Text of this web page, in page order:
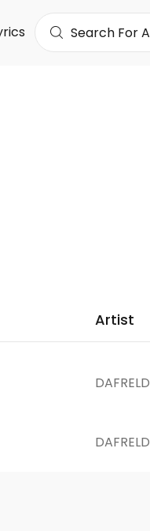
Artist
DAFRELD
DAFRELD